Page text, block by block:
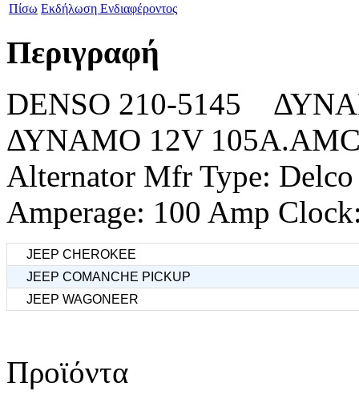
Πίσω Εκδήλωση Ενδιαφέροντος
Περιγραφή
DENSO 210-5145
ΔΥΝΑΜΟ 12V 105A.AMC-
Alternator Mfr Type:
Amperage: 100 Amp
JEEP CHEROKEE
JEEP COMANCHE PICKUP
JEEP WAGONEER
Προϊόντα